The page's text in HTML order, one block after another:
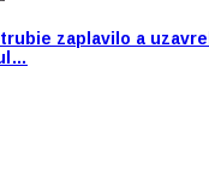
zaplavilo a